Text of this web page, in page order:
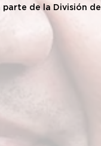
de la División de